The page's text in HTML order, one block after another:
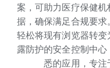
案，可助力医疗保健
据，确保满足合规要
轻松将现有浏览器转
露防护的安全控制中
悉的应用，专注